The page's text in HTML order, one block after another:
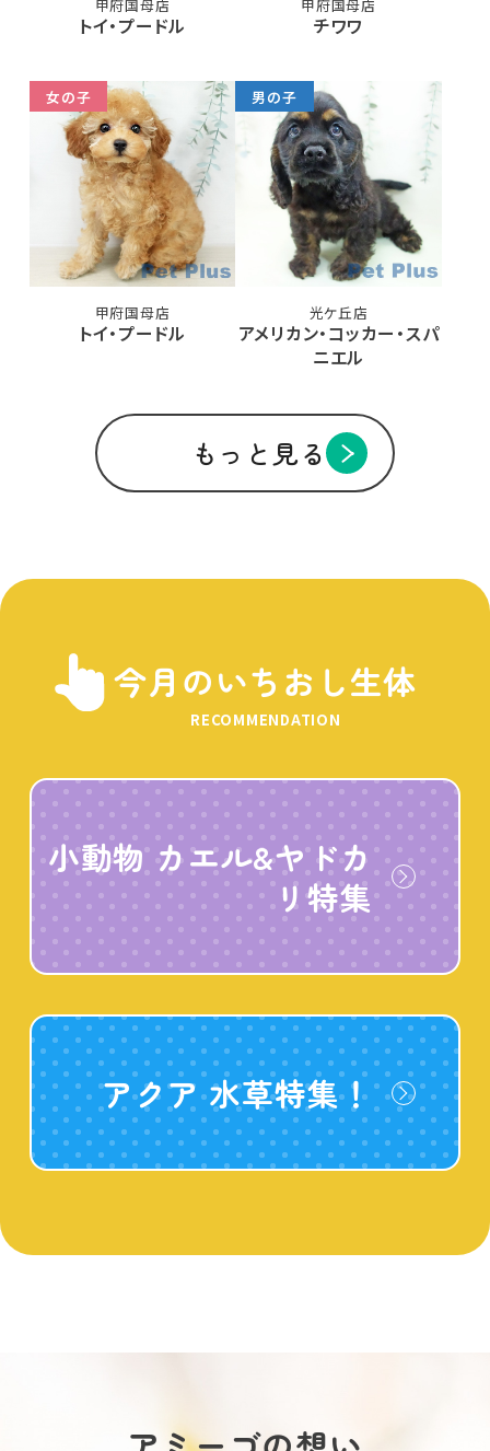
甲府国母店
トイ・プードル
甲府国母店
チワワ
女の子
甲府国母店
トイ・プードル
男の子
光ケ丘店
アメリカン・コッカー・スパ
ニエル
もっと見る
今月のいちおし生体
RECOMMENDATION
小動物 カエル&ヤドカ
リ特集
アクア 水草特集！